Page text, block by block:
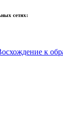
сетях:
к